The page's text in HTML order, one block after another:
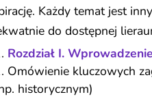
Każdy temat jest
do dostępnej
Rozdział I.
Omówienie kluczowych
historycznym)